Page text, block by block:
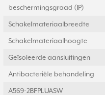
beschermingsgraad (IP)
Schakelmateriaalbreedte
Schakelmateriaalhoogte
Geïsoleerde aansluitingen
Antibacteriële behandeling
A569-2BFPLUASW